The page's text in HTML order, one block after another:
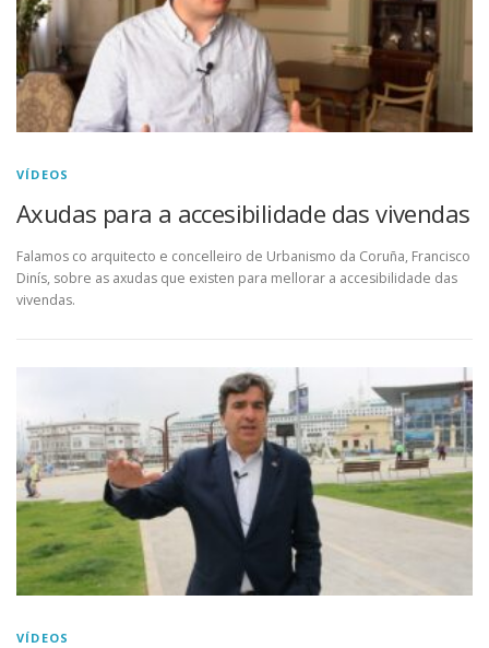
VÍDEOS
Axudas para a accesibilidade das vivendas
Falamos co arquitecto e concelleiro de Urbanismo da Coruña, Francisco
Dinís, sobre as axudas que existen para mellorar a accesibilidade das
vivendas.
VÍDEOS